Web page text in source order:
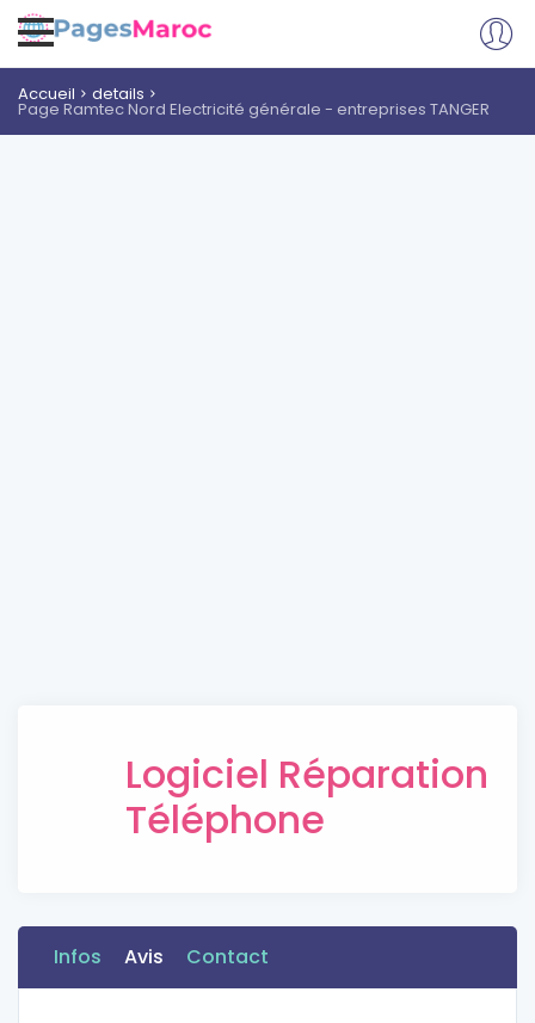
Accueil details
Page Ramtec Nord Electricité générale - entreprises TANGER
Logiciel Réparation
Téléphone
Infos Avis Contact